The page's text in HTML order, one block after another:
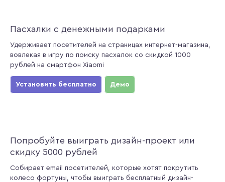
Пасхалки с денежными подарками
Удерживает посетителей на страницах интернет-магазина,
вовлекая в игру по поиску пасхалок со скидкой 1000
рублей на смартфон Xiaomi
Установить бесплатно Демо
Попробуйте выиграть дизайн-проект или
скидку 5000 рублей
Собирает email посетителей, которые хотят покрутить
колесо фортуны, чтобы выиграть бесплатный дизайн-